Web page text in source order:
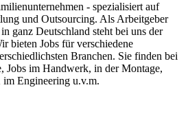
- spezialisiert auf
und Outsourcing. Als Arbeitgeber
ganz Deutschland steht bei uns der
bieten Jobs für verschiedene
Branchen. Sie finden bei
Jobs im Handwerk, in der Montage,
Engineering u.v.m.